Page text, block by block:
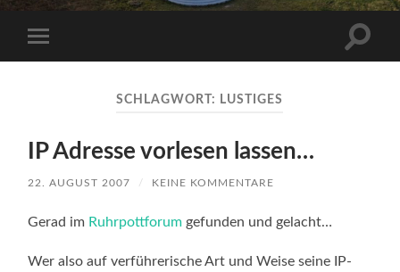
Menü
SCHLAGWORT: LUSTIGES
IP Adresse vorlesen lassen…
22. AUGUST 2007 / KEINE KOMMENTARE
Gerad im Ruhrpottforum gefunden und gelacht…
Wer also auf verführerische Art und Weise seine IP-